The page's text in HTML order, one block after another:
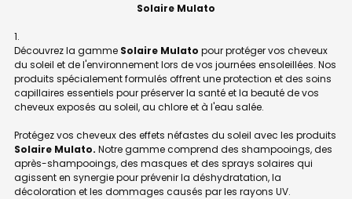
Solaire Mulato
Découvrez la gamme Solaire Mulato pour protéger vos cheveux
du soleil et de l'environnement lors de vos journées ensoleillées. Nos
produits spécialement formulés offrent une protection et des soins
capillaires essentiels pour préserver la santé et la beauté de vos
cheveux exposés au soleil, au chlore et à l'eau salée.
Protégez vos cheveux des effets néfastes du soleil avec les produits
Solaire Mulato. Notre gamme comprend des shampooings, des
après-shampooings, des masques et des sprays solaires qui
agissent en synergie pour prévenir la déshydratation, la
décoloration et les dommages causés par les rayons UV.